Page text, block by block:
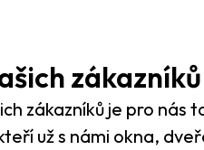
zákazníků
zákazníků je pro nás
už s námi okna,